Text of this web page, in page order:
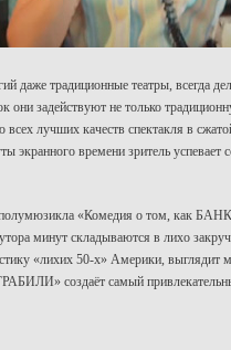
даже традиционные театры, всегда
задействуют не только
лучших качеств спектакля в
времени зритель успевает
«Комедия о том, как
минут складываются в лихо
«лихих 50-х» Америки, выглядит
создаёт самый